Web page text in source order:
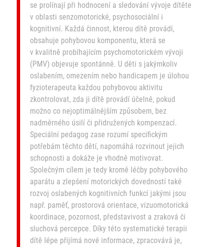
se prolínají při hodnocení a sledování vývoje dítěte
v oblasti senzomotorické, psychosociální i
kognitivní. Každá činnost, kterou dítě provádí,
obsahuje pohybovou komponentu, která se
v kvalitně probíhajícím psychomotorickém vývoji
(PMV) objevuje spontánně. U děti s jakýmkoliv
oslabením, omezením nebo handicapem je úlohou
fyzioterapeuta každou pohybovou aktivitu
zkontrolovat, zda ji dítě provádí účelně, pokud
možno co nejoptimálnějším způsobem, bez
nadměrného úsilí či přidružených kompenzací.
Speciální pedagog zase rozumí specifickým
potřebám těchto dětí, napomáhá rozvinout jejich
schopnosti a dokáže je vhodně motivovat.
Společným cílem je tedy kromě léčby pohybového
aparátu a zlepšení motorických dovedností také
rozvoj oslabených kognitivních funkcí jakými jsou
např. paměť, prostorová orientace, vizuomotorická
koordinace, pozornost, představivost a zraková či
sluchová percepce. Díky této systematické terapii
dítě lépe přijímá nové informace, zpracovává je,